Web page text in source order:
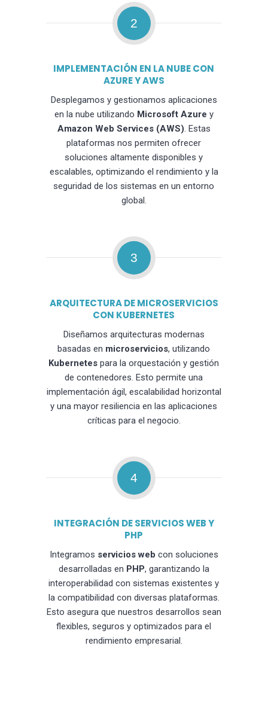
2
IMPLEMENTACIÓN EN LA NUBE CON
AZURE Y AWS
Desplegamos y gestionamos aplicaciones
en la nube utilizando Microsoft Azure y
Amazon Web Services (AWS). Estas
plataformas nos permiten ofrecer
soluciones altamente disponibles y
escalables, optimizando el rendimiento y la
seguridad de los sistemas en un entorno
global.
3
ARQUITECTURA DE MICROSERVICIOS
CON KUBERNETES
Diseñamos arquitecturas modernas
basadas en microservicios, utilizando
Kubernetes para la orquestación y gestión
de contenedores. Esto permite una
implementación ágil, escalabilidad horizontal
y una mayor resiliencia en las aplicaciones
críticas para el negocio.
4
INTEGRACIÓN DE SERVICIOS WEB Y
PHP
Integramos servicios web con soluciones
desarrolladas en PHP, garantizando la
interoperabilidad con sistemas existentes y
la compatibilidad con diversas plataformas.
Esto asegura que nuestros desarrollos sean
flexibles, seguros y optimizados para el
rendimiento empresarial.